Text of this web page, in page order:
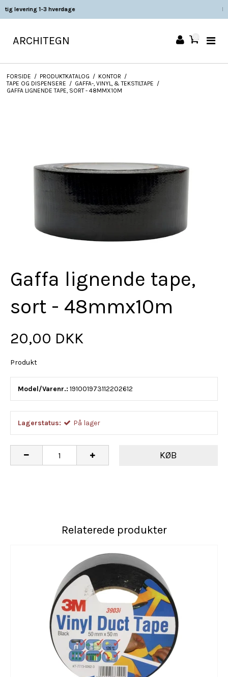
ARCHITEGN
FORSIDE / PRODUKTKATALOG / KONTOR /
TAPE OG DISPENSERE / GAFFA-, VINYL, & TEKSTILTAPE /
GAFFA LIGNENDE TAPE, SORT - 48MMX10M
Gaffa lignende tape,
sort - 48mmx10m
20,00 DKK
Produkt
Model/Varenr.: 191001973112202612
Lagerstatus: På lager
KØB
Relaterede produkter